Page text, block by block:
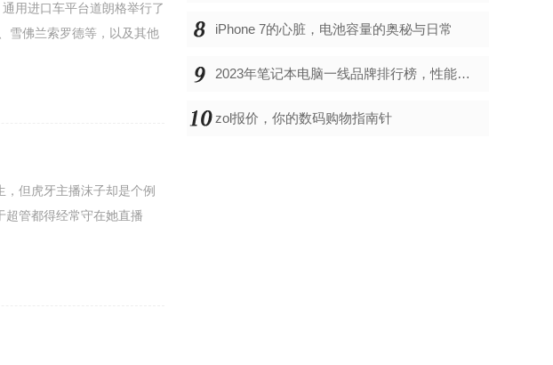
用进口车平台道朗格举行了
雪佛兰索罗德等，以及其他
但虎牙主播沫子却是个例
超管都得经常守在她直播
iPhone 7的心脏，电池容量的奥秘与日常
2023年笔记本电脑一线品牌排行榜，性能、创新与用户满意度的综合考量
zol报价，你的数码购物指南针